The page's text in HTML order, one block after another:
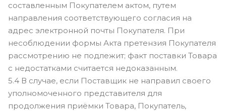
составленным Покупателем актом, путем
направления соответствующего согласия на
адрес электронной почты Покупателя. При
несоблюдении формы Акта претензия Покупателя
рассмотрению не подлежит; факт поставки Товара
с недостатками считается недоказанным.
5.4 В случае, если Поставщик не направил своего
уполномоченного представителя для
продолжения приёмки Товара, Покупатель,